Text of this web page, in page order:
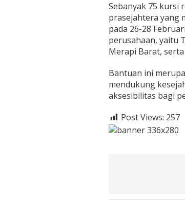
Sebanyak 75 kursi
prasejahtera yang
pada 26-28
perusahaan, yaitu
Merapi Barat,
Bantuan ini
mendukung
aksesibilitas bagi
Post Views: 257